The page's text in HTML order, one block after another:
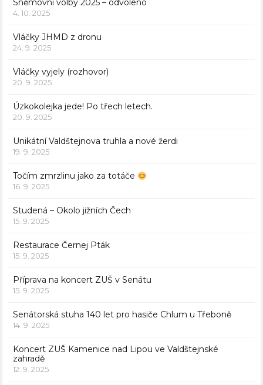
Sněmovní volby 2025 – odvoleno
4. 10. 2025
Vláčky JHMD z dronu
24. 9. 2025
Vláčky vyjely (rozhovor)
20. 9. 2025
Úzkokolejka jede! Po třech letech.
20. 9. 2025
Unikátní Valdštejnova truhla a nové žerdi
19. 9. 2025
Točím zmrzlinu jako za totáče
16. 9. 2025
Studená – Okolo jižních Čech
15. 9. 2025
Restaurace Černej Pták
15. 9. 2025
Příprava na koncert ZUŠ v Senátu
15. 9. 2025
Senátorská stuha 140 let pro hasiče Chlum u Třeboně
14. 9. 2025
Koncert ZUŠ Kamenice nad Lipou ve Valdštejnské
zahradě
12. 9. 2025